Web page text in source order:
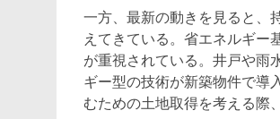
一方、最新の動きを見ると、
えてきている。省エネルギー
が重視されている。井戸や雨
ギー型の技術が新築物件で導
むための土地取得を考える際